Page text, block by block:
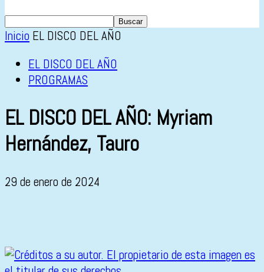
Inicio EL DISCO DEL AÑO
EL DISCO DEL AÑO
PROGRAMAS
EL DISCO DEL AÑO: Myriam
Hernández, Tauro
29 de enero de 2024